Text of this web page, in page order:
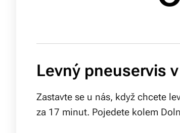
Levný pneuservis
Zastavte se u nás, když chcete
za 17 minut. Pojedete kolem